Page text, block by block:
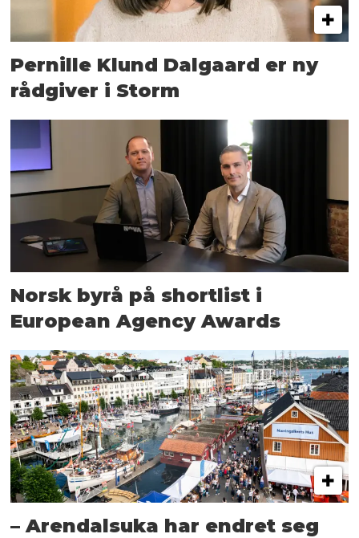
Pernille Klund Dalgaard er ny
rådgiver i Storm
Norsk byrå på shortlist i
European Agency Awards
– Arendalsuka har endret seg